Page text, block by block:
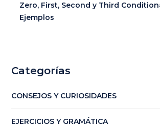
Zero, First, Second y Third
Ejemplos
Categorías
CONSEJOS Y CURIOSIDADES
EJERCICIOS Y GRAMÁTICA